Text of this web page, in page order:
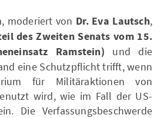
moderiert von Dr. Eva Lautsch,
des Zweiten Senats vom 15.
Ramstein) und die
eine Schutzpflicht trifft, wenn
für Militäraktionen von
wird, wie im Fall der US-
Die Verfassungsbeschwerde